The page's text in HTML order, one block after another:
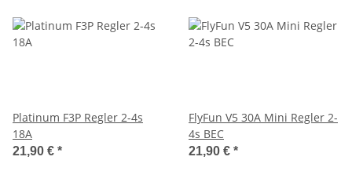
Platinum F3P Regler 2-4s
18A
21,90 € *
FlyFun V5 30A Mini Regler 2-
4s BEC
21,90 € *